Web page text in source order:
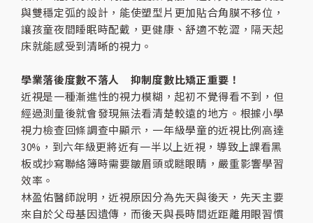
與雙穩定弧的設計，能使塑型片更加貼合角膜不移位，
讓孩童夜間睡眠時配戴，更健康、舒適不乾澀，隔天起
床就能感受到清晰的視力。
學業落後度數不落人 抑制度數比矯正重要！
近視是一種漸進性的視力模糊，起初不覺得看不到，但
經過測量後就會發現無法看清楚較遠的地方。根據小學
視力檢查回條調查中顯示，一年級學童的近視比例高達
30%，到六年級更將近有一半以上近視，導致上課看黑
板或抄寫聯絡簿時需要皺眉頭或瞇眼睛，嚴重影響學習
效率。
林盈佑醫師說明，近視原因分為先天與後天，先天主要
來自於父母基因遺傳，而後天與長時間近距離用眼習慣